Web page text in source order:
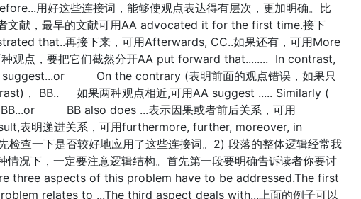
用好这些连接词，能够使观点表达得有层次，更加明确。比
文献，最早的文献可用AA advocated it for the first time.接下
that..再接下来，可用Afterwards, CC..如果还有，可用More
观点，要把它们截然分开AA put forward that........ In contrast,
On the contrary (表明前面的观点错误，如果只
， BB.. 如果两种观点相近,可用AA suggest ..... Similarly (
BB also does ...表示因果或者前后关系，可用
表明递进关系，可用furthermore, further, moreover, in
检查一下是否较好地应用了这些连接词。2) 段落的整体逻辑经常我
情况下，一定要注意逻辑结构。首先第一段要明确告诉读者你要讨
three aspects of this problem have to be addressed.The first
relates to ...The third aspect deals with...上面的例子可以